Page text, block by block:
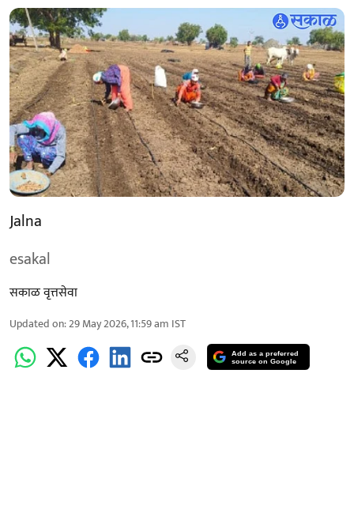
Jalna
esakal
सकाळ वृत्तसेवा
Updated on:29 May 2026, 11:59 am IST
Add as a preferred
source on Google